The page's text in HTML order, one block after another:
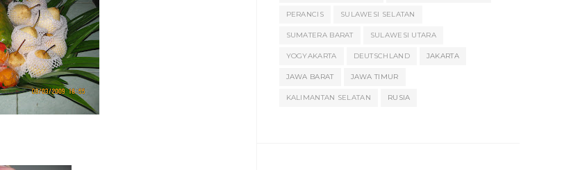
PERANCIS SULAWESI SELATAN
SUMATERA BARAT SULAWESI UTARA
YOGYAKARTA DEUTSCHLAND JAKARTA
JAWA BARAT JAWA TIMUR
KALIMANTAN SELATAN RUSIA